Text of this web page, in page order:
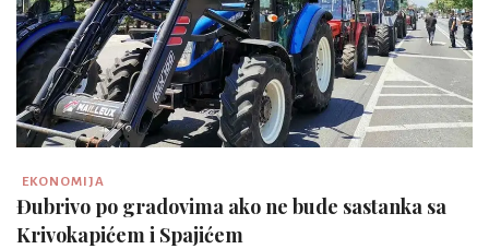
EKONOMIJA
Đubrivo po gradovima ako ne bude sastanka sa
Krivokapićem i Spajićem